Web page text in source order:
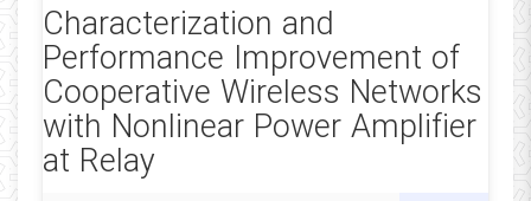
Characterization and
Performance Improvement of
Cooperative Wireless Networks
with Nonlinear Power Amplifier
at Relay